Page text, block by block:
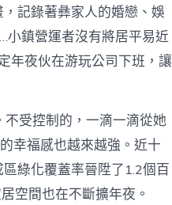
記錄著彝家人的婚戀、娛
小鎮營運者沒有將居平易近
年夜伙在游玩公司下班，讓
不受控制的，一滴一滴從她
幸福感也越來越強。近十
綠化覆蓋率晉陞了1.2個百
空間也在不斷擴年夜。